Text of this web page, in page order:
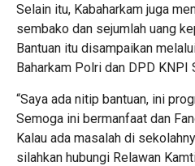
Selain itu, Kabaharkam juga
sembako dan sejumlah uang
Bantuan itu disampaikan
Baharkam Polri dan DPD KNPI
“Saya ada nitip bantuan, ini
Semoga ini bermanfaat dan
Kalau ada masalah di
silahkan hubungi Relawan